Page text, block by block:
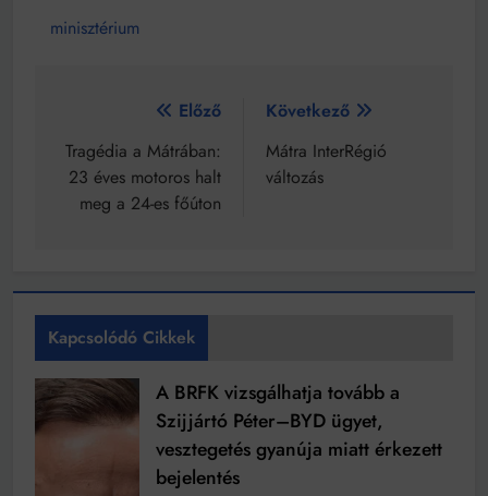
minisztérium
Bejegyzés
navigáció
Előző
Tragédia a Mátrában:
23 éves motoros halt
meg a 24-es főúton
Következő
Mátra InterRégió
változás
Kapcsolódó Cikkek
A BRFK vizsgálhatja tovább a
Szijjártó Péter–BYD ügyet,
vesztegetés gyanúja miatt érkezett
bejelentés